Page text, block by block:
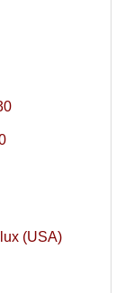
(USA)